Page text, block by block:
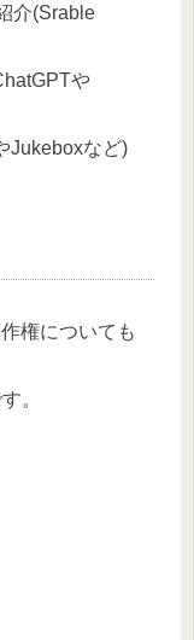
介(Srable
や
Jukeboxなど)
権についても
。